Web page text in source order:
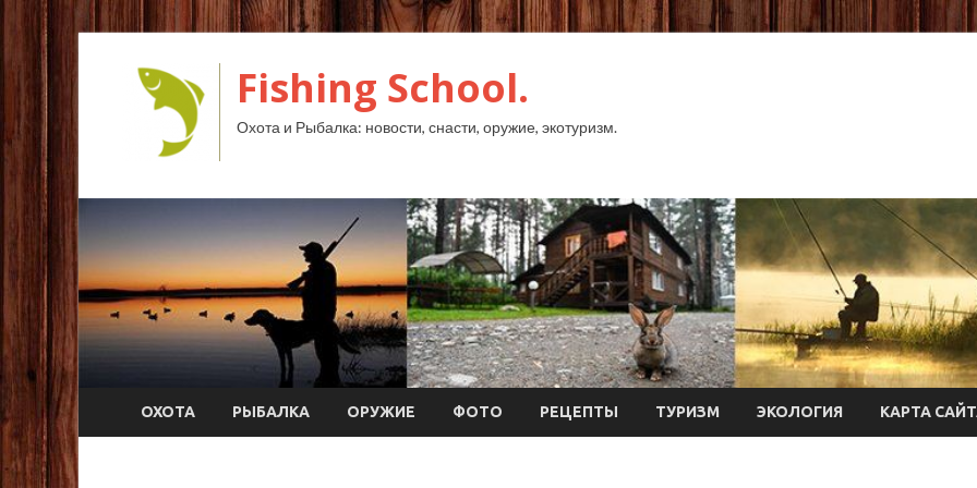
Fishing School.
Охота и Рыбалка: новости, снасти, оружие, экотуризм.
ОХОТА РЫБАЛКА ОРУЖИЕ ФОТО РЕЦЕПТЫ ТУРИЗМ ЭКОЛОГИЯ КАРТА